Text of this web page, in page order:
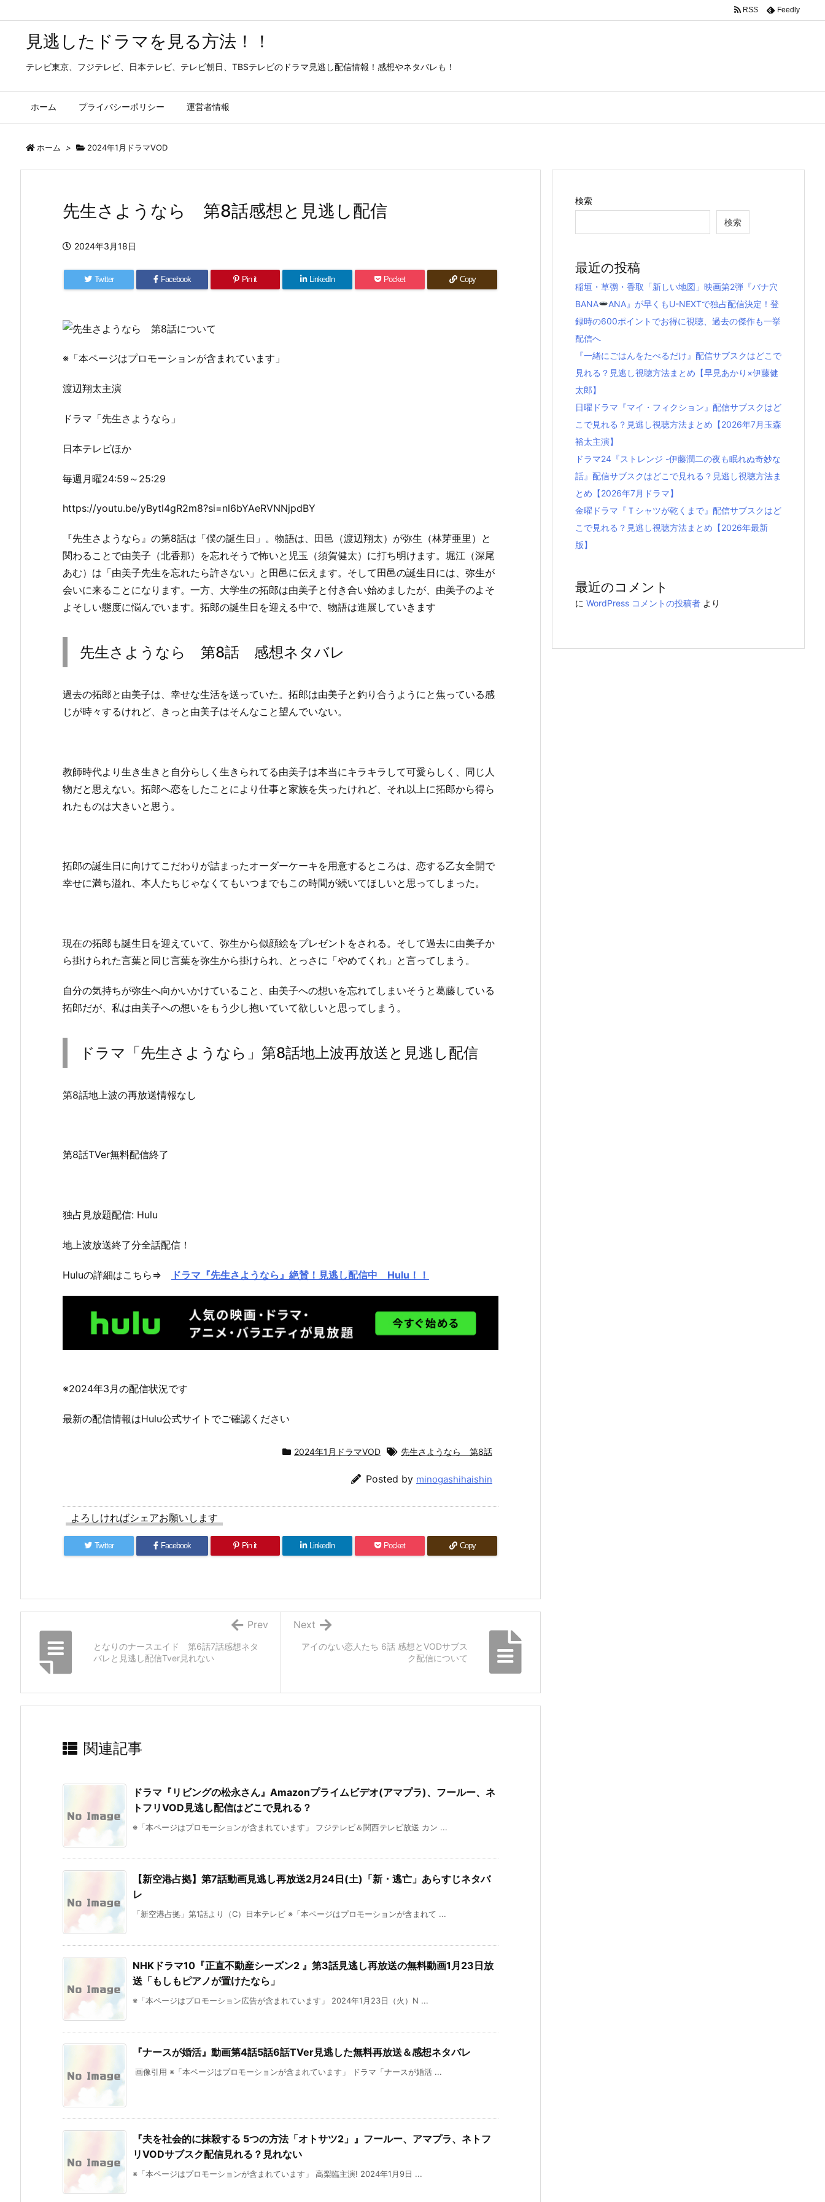
見逃したドラマを見る方法！！
テレビ東京、フジテレビ、日本テレビ、テレビ朝日、TBSテレビのドラマ見逃し配信情報！感想やネタバレも！
ホーム プライバシーポリシー 運営者情報
RSS Feedly
ホーム > 2024年1月ドラマVOD
先生さようなら 第8話感想と見逃し配信
2024年3月18日
Twitter Facebook Pin it LinkedIn Pocket Copy
※「本ページはプロモーションが含まれています」
渡辺翔太主演
ドラマ「先生さようなら」
日本テレビほか
毎週月曜24:59～25:29
https://youtu.be/yBytl4gR2m8?si=nl6bYAeRVNNjpdBY
『先生さようなら』の第8話は「僕の誕生日」。物語は、田邑（渡辺翔太）が弥生（林芽亜里）と
関わることで由美子（北香那）を忘れそうで怖いと児玉（須賀健太）に打ち明けます。堀江（深尾
あむ）は「由美子先生を忘れたら許さない」と田邑に伝えます。そして田邑の誕生日には、弥生が
会いに来ることになります。一方、大学生の拓郎は由美子と付き合い始めましたが、由美子のよそ
よそしい態度に悩んでいます。拓郎の誕生日を迎える中で、物語は進展していきます
先生さようなら 第8話 感想ネタバレ
過去の拓郎と由美子は、幸せな生活を送っていた。拓郎は由美子と釣り合うようにと焦っている感
じが時々するけれど、きっと由美子はそんなこと望んでいない。
教師時代より生き生きと自分らしく生きられてる由美子は本当にキラキラして可愛らしく、同じ人
物だと思えない。拓郎へ恋をしたことにより仕事と家族を失ったけれど、それ以上に拓郎から得ら
れたものは大きいと思う。
拓郎の誕生日に向けてこだわりが詰まったオーダーケーキを用意するところは、恋する乙女全開で
幸せに満ち溢れ、本人たちじゃなくてもいつまでもこの時間が続いてほしいと思ってしまった。
現在の拓郎も誕生日を迎えていて、弥生から似顔絵をプレゼントをされる。そして過去に由美子か
ら掛けられた言葉と同じ言葉を弥生から掛けられ、とっさに「やめてくれ」と言ってしまう。
自分の気持ちが弥生へ向かいかけていること、由美子への想いを忘れてしまいそうと葛藤している
拓郎だが、私は由美子への想いをもう少し抱いていて欲しいと思ってしまう。
ドラマ「先生さようなら」第8話地上波再放送と見逃し配信
第8話地上波の再放送情報なし
第8話TVer無料配信終了
独占見放題配信: Hulu
地上波放送終了分全話配信！
Huluの詳細はこちら⇒ ドラマ『先生さようなら』絶賛！見逃し配信中 Hulu！！
※2024年3月の配信状況です
最新の配信情報はHulu公式サイトでご確認ください
2024年1月ドラマVOD 先生さようなら 第8話
Posted by minogashihaishin
よろしければシェアお願いします
Twitter Facebook Pin it LinkedIn Pocket Copy
アイのない恋人たち 6話 感想とVODサブス
ク配信について
Next
となりのナースエイド 第6話7話感想ネタ
バレと見逃し配信Tver見れない
Prev
関連記事
ドラマ『リビングの松永さん』Amazonプライムビデオ(アマプラ)、フールー、ネ
トフリVOD見逃し配信はどこで見れる？
※「本ページはプロモーションが含まれています」 フジテレビ＆関西テレビ放送 カン ...
【新空港占拠】第7話動画見逃し再放送2月24日(土)「新・逃亡」あらすじネタバ
レ
「新空港占拠」第1話より（C）日本テレビ ※「本ページはプロモーションが含まれて ...
NHKドラマ10『正直不動産シーズン2 』第3話見逃し再放送の無料動画1月23日放
送「もしもピアノが置けたなら」
※「本ページはプロモーション広告が含まれています」 2024年1月23日（火）N ...
『ナースが婚活』動画第4話5話6話TVer見逃した無料再放送＆感想ネタバレ
画像引用 ※「本ページはプロモーションが含まれています」 ドラマ「ナースが婚活 ...
『夫を社会的に抹殺する 5つの方法「オトサツ2」』フールー、アマプラ、ネトフ
リVODサブスク配信見れる？見れない
※「本ページはプロモーションが含まれています」 高梨臨主演! 2024年1月9日 ...
検索
検索
最近の投稿
稲垣・草彅・香取「新しい地図」映画第2弾『バナ穴
BANA
ANA』が早くもU-NEXTで独占配信決定！登
録時の600ポイントでお得に視聴、過去の傑作も一挙
配信へ
『一緒にごはんをたべるだけ』配信サブスクはどこで
見れる？見逃し視聴方法まとめ【早見あかり×伊藤健
太郎】
日曜ドラマ『マイ・フィクション』配信サブスクはど
こで見れる？見逃し視聴方法まとめ【2026年7月玉森
裕太主演】
ドラマ24『ストレンジ -伊藤潤二の夜も眠れぬ奇妙な
話』配信サブスクはどこで見れる？見逃し視聴方法ま
とめ【2026年7月ドラマ】
金曜ドラマ『Ｔシャツが乾くまで』配信サブスクはど
こで見れる？見逃し視聴方法まとめ【2026年最新
版】
最近のコメント
に WordPress コメントの投稿者 より